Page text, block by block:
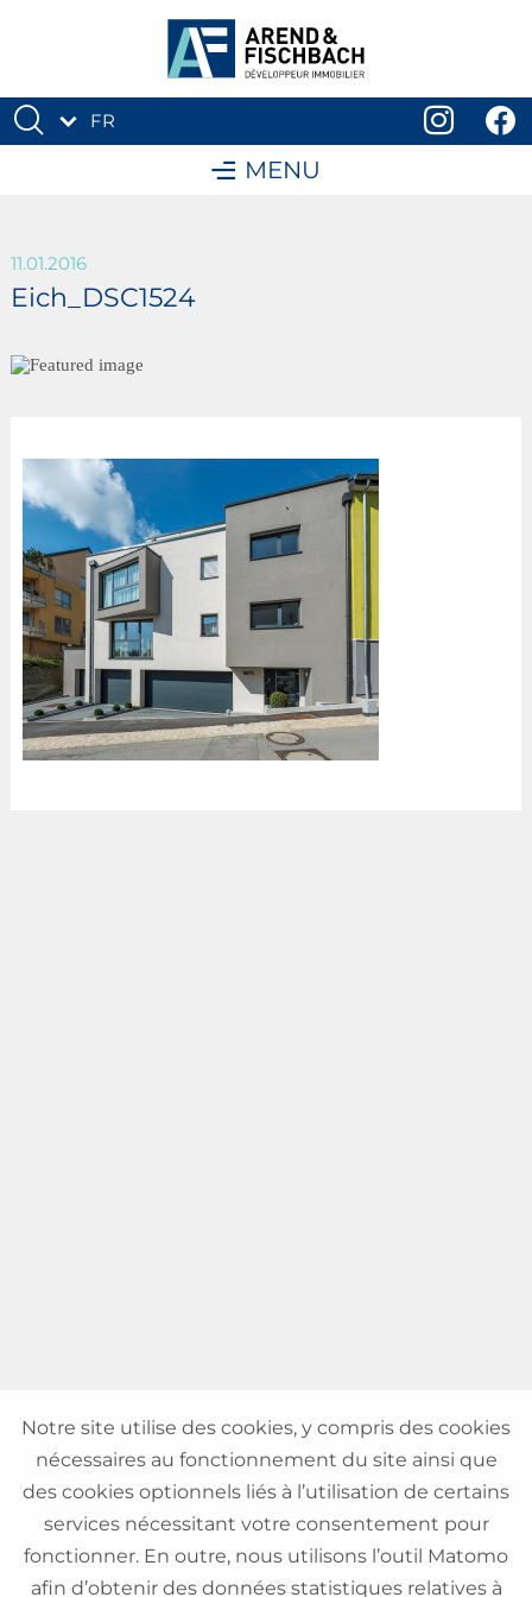
FR
MENU
11.01.2016
Eich_DSC1524
VENTE
Notre site utilise des cookies, y compris des cookies
nécessaires au fonctionnement du site ainsi que
des cookies optionnels liés à l’utilisation de certains
services nécessitant votre consentement pour
fonctionner. En outre, nous utilisons l’outil Matomo
afin d’obtenir des données statistiques relatives à